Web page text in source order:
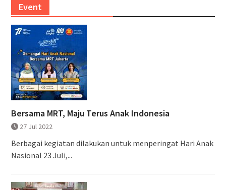
Event
Bersama MRT, Maju Terus Anak Indonesia
27 Jul 2022
Berbagai kegiatan dilakukan untuk menperingat Hari Anak
Nasional 23 Juli,...